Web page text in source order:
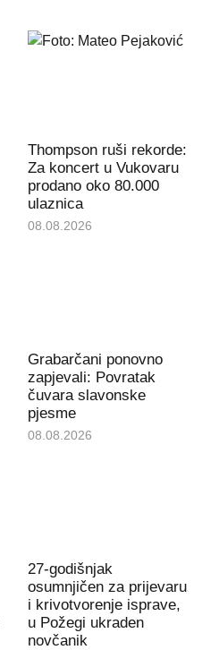
Thompson ruši rekorde:
Za koncert u Vukovaru
prodano oko 80.000
ulaznica
08.08.2026
Grabarčani ponovno
zapjevali: Povratak
čuvara slavonske
pjesme
08.08.2026
27-godišnjak
osumnjičen za prijevaru
i krivotvorenje isprave,
u Požegi ukraden
novčanik